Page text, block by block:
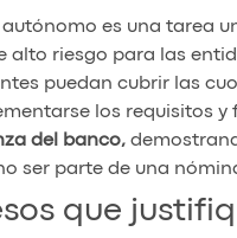
es una tarea
alto riesgo para las
puedan cubrir las
los requisitos
del banco,
ser parte de una
que